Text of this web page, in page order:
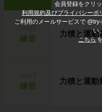
会員登録をクリ
利用規約及びプライバシーポ
ご利用のメールサービスで
い
こちら
練習
力積と運動
練習
力積と運動